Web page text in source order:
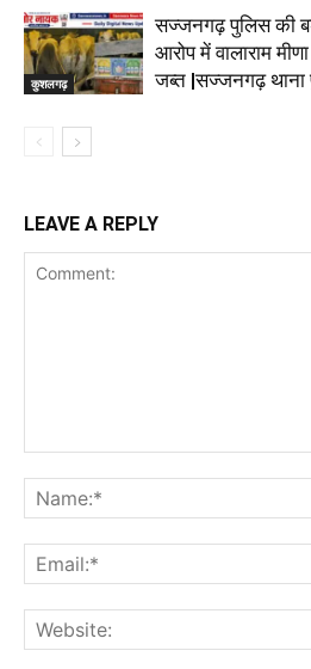
कुशलगढ़
सज्जनगढ़ पुलिस की
आरोप में वालाराम
जब्त |सज्जनगढ़
LEAVE A REPLY